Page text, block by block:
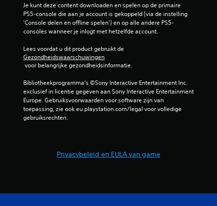
Je kunt deze content downloaden en spelen op de primaire
PS5-console die aan je account is gekoppeld (via de instelling
'Console delen en offline spelen') en op alle andere PS5-
consoles wanneer je inlogt met hetzelfde account.
Lees voordat u dit product gebruikt de
Gezondheidswaarschuwingen
voor belangrijke gezondheidsinformatie.
Bibliotheekprogramma's ©Sony Interactive Entertainment Inc.
exclusief in licentie gegeven aan Sony Interactive Entertainment
Europe. Gebruiksvoorwaarden voor software zijn van
toepassing, zie ook eu.playstation.com/legal voor volledige
gebruiksrechten.
Privacybeleid en EULA van game